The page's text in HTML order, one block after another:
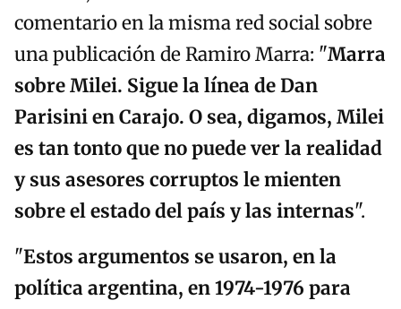
comentario en la misma red social sobre
una publicación de Ramiro Marra: "Marra
sobre Milei. Sigue la línea de Dan
Parisini en Carajo. O sea, digamos, Milei
es tan tonto que no puede ver la realidad
y sus asesores corruptos le mienten
sobre el estado del país y las internas".
"Estos argumentos se usaron, en la
política argentina, en 1974-1976 para